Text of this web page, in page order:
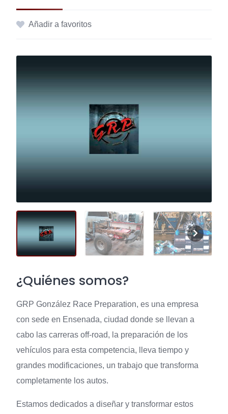
Añadir a favoritos
¿Quiénes somos?
GRP González Race Preparation, es una empresa
con sede en Ensenada, ciudad donde se llevan a
cabo las carreras off-road, la preparación de los
vehículos para esta competencia, lleva tiempo y
grandes modificaciones, un trabajo que transforma
completamente los autos.
Estamos dedicados a diseñar y transformar estos